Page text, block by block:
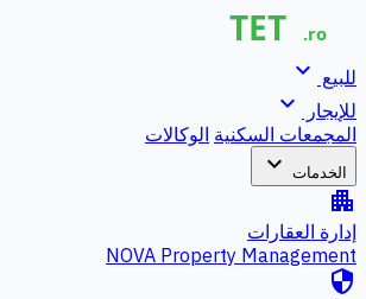
للبيع expand_more
للإيجار expand_more
المجمعات السكنية الوكالات
الخدمات expand_more
apartment
إدارة العقارات
NOVA Property Management
security